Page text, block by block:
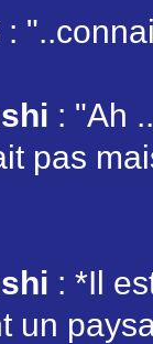
:
: "Ah
pas
: *Il
un